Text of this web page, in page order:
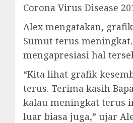
Corona Virus Disease
Alex mengatakan,
Sumut terus
mengapresiasi hal
“Kita lihat grafik
terus. Terima kasih
kalau meningkat terus
luar biasa juga,” ujar